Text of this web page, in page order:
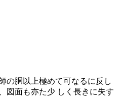
の胴以上極めて可なるに反し
図面も亦た少 しく長きに失す